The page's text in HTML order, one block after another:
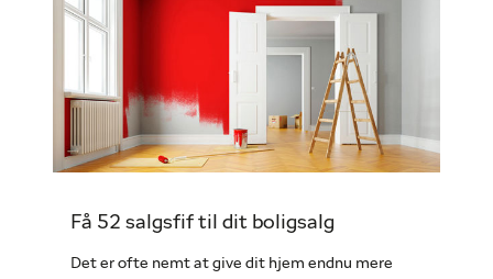
Få 52 salgsfif til dit boligsalg
Det er ofte nemt at give dit hjem endnu mere